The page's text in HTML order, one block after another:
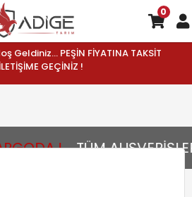
PEŞİN FİYATINA TAKSİT
GEÇİNİZ !
! TÜM
0